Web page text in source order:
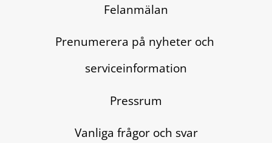
Felanmälan
Prenumerera på nyheter och
serviceinformation
Pressrum
Vanliga frågor och svar